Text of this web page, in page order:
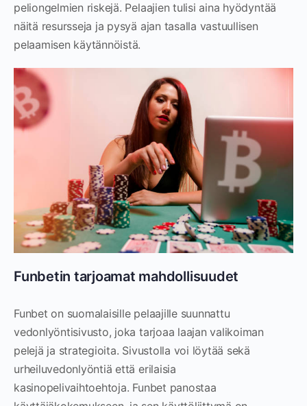
peliongelmien riskejä. Pelaajien tulisi aina hyödyntää
näitä resursseja ja pysyä ajan tasalla vastuullisen
pelaamisen käytännöistä.
Funbetin tarjoamat mahdollisuudet
Funbet on suomalaisille pelaajille suunnattu
vedonlyöntisivusto, joka tarjoaa laajan valikoiman
pelejä ja strategioita. Sivustolla voi löytää sekä
urheiluvedonlyöntiä että erilaisia
kasinopelivaihtoehtoja. Funbet panostaa